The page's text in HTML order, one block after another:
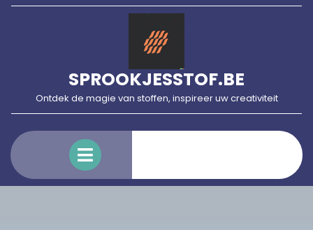
Skip
SPROOKJESSTOF.BE
Ontdek de magie van stoffen, inspireer uw creativiteit
Menu